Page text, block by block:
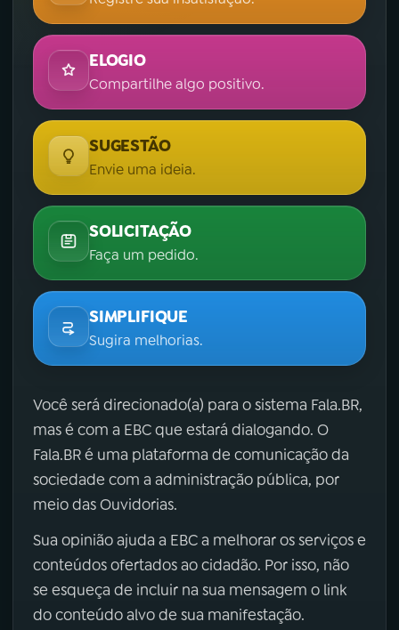
ELOGIO
Compartilhe algo positivo.
SUGESTÃO
Envie uma ideia.
SOLICITAÇÃO
Faça um pedido.
SIMPLIFIQUE
Sugira melhorias.
Você será direcionado(a) para o sistema Fala.BR,
mas é com a EBC que estará dialogando. O
Fala.BR é uma plataforma de comunicação da
sociedade com a administração pública, por
meio das Ouvidorias.
Sua opinião ajuda a EBC a melhorar os serviços e
conteúdos ofertados ao cidadão. Por isso, não
se esqueça de incluir na sua mensagem o link
do conteúdo alvo de sua manifestação.